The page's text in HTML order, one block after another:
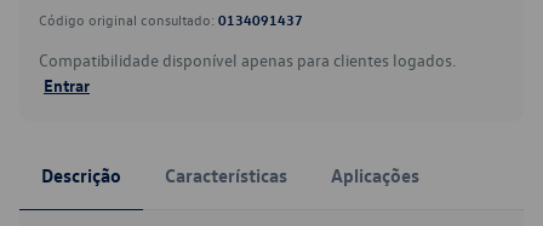
Código original consultado: 0134091437
Compatibilidade disponível apenas para clientes logados.
Entrar
Descrição Características Aplicações